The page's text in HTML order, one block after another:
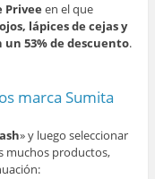
Privee en el que
lápices de cejas y
un 53% de descuento.
marca Sumita
» y luego seleccionar
muchos productos,